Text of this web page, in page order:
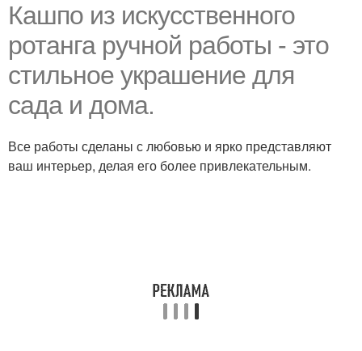
Кашпо из искусственного
ротанга ручной работы - это
стильное украшение для
сада и дома.
Все работы сделаны с любовью и ярко представляют
ваш интерьер, делая его более привлекательным.